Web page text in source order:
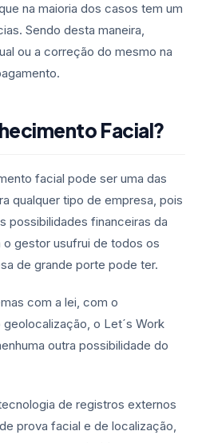
na maioria dos casos tem um
Sendo desta maneira,
ou a correção do mesmo na
Facial?
facial pode ser uma das
qualquer tipo de empresa, pois
possibilidades financeiras da
gestor usufrui de todos os
de grande porte pode ter.
com a lei, com o
o Let´s Work
outra possibilidade do
de registros externos
prova facial e de localização,